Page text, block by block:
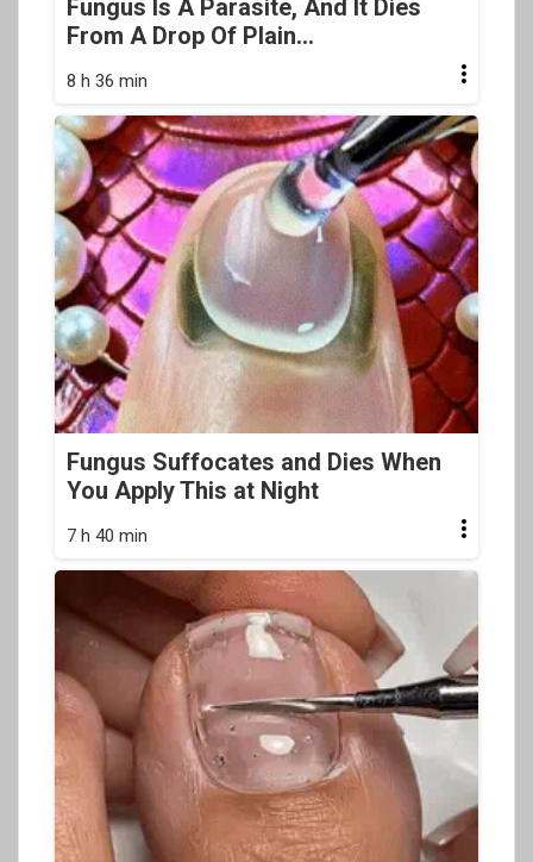
Fungus Is A Parasite, And It Dies
From A Drop Of Plain...
8 h 36 min
Fungus Suffocates and Dies When
You Apply This at Night
7 h 40 min